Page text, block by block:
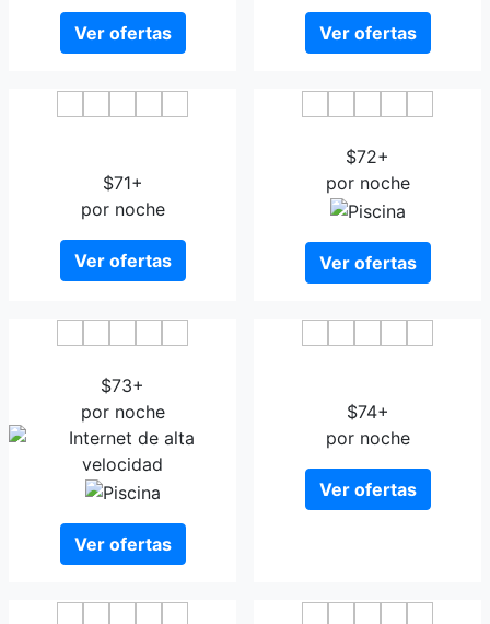
Ver ofertas Ver ofertas
$71+
por noche
Ver ofertas
$72+
por noche
Ver ofertas
$73+
por noche
Ver ofertas
$74+
por noche
Ver ofertas